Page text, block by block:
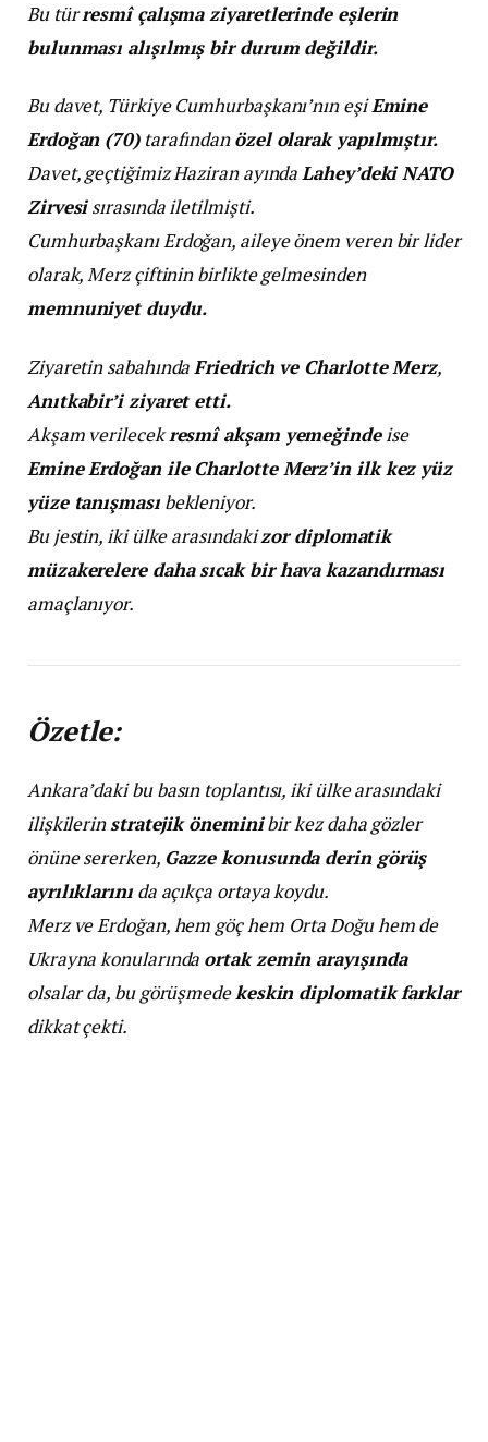
Bu türresmî çalışma ziyaretlerinde eşlerin
bulunması alışılmış bir durum değildir.
Bu davet, Türkiye Cumhurbaşkanı’nın eşiEmine
Erdoğan (70)tarafındanözel olarak yapılmıştır.
Davet, geçtiğimiz Haziran ayındaLahey’deki NATO
Zirvesisırasında iletilmişti.
Cumhurbaşkanı Erdoğan, aileye önem veren bir lider
olarak, Merz çiftinin birlikte gelmesinden
memnuniyet duydu.
Ziyaretin sabahında Friedrich ve Charlotte Merz,
Anıtkabir’i ziyaret etti.
Akşam verilecekresmî akşam yemeğindeise
Emine Erdoğan ile Charlotte Merz’in ilk kez yüz
yüze tanışmasıbekleniyor.
Bu jestin, iki ülke arasındakizor diplomatik
müzakerelere daha sıcak bir hava kazandırması
amaçlanıyor.
Özetle:
Ankara’daki bu basın toplantısı, iki ülke arasındaki
ilişkilerinstratejik öneminibir kez daha gözler
önüne sererken, Gazze konusunda derin görüş
ayrılıklarınıda açıkça ortaya koydu.
Merz ve Erdoğan, hem göç hem Orta Doğu hem de
Ukrayna konularında ortak zemin arayışında
olsalar da, bu görüşmedekeskin diplomatik farklar
dikkat çekti.